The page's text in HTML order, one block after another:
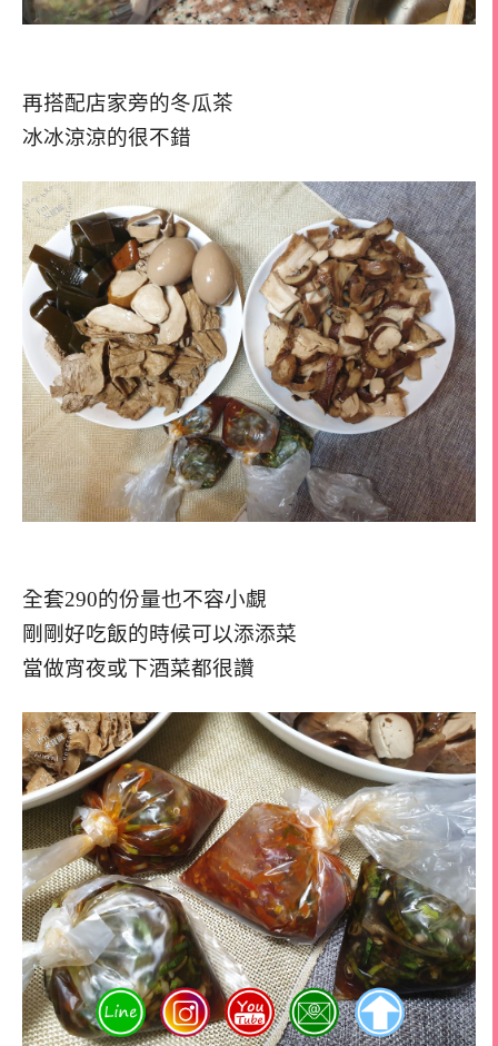
再搭配店家旁的冬瓜茶
冰冰涼涼的很不錯
全套290的份量也不容小覷
剛剛好吃飯的時候可以添添菜
當做宵夜或下酒菜都很讚